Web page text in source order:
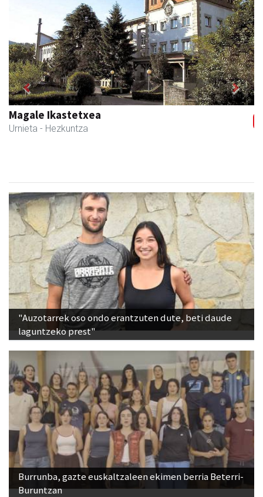
Ikasmin ikasketa zentroa
Urnieta - Ikasketa zentroak
Previous Next
"Auzotarrek oso ondo erantzuten dute, beti daude
laguntzeko prest"
Burrunba, gazte euskaltzaleen ekimen berria Beterri-
Buruntzan